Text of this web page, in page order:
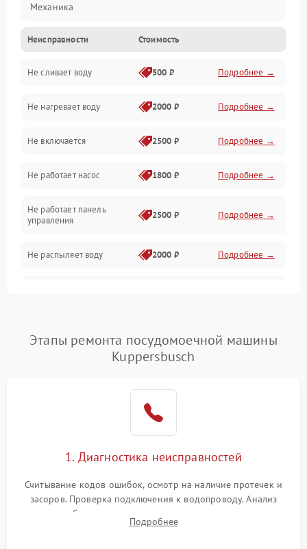
Механика
Управление
Электропитание
Датчики
Нагрев
Вода
Гигиена
Программное обеспечение
Неисправности Стоимость
Не сливает воду 500 ₽ Подробнее →
Не нагревает воду 2000 ₽ Подробнее →
Не включается 2500 ₽ Подробнее →
Не работает насос 1800 ₽ Подробнее →
Не работает панель
управления
2500 ₽ Подробнее →
Не распыляет воду 2000 ₽ Подробнее →
Проблемы с набором
воды
1800 ₽ Подробнее →
1700 ₽
циркуляционным насосом
2100 ₽ Подробнее →
Этапы ремонта посудомоечной машины
Kuppersbusch
1. Диагностика неисправностей
Считывание кодов ошибок, осмотр на наличие протечек и
засоров. Проверка подключения к водопроводу. Анализ
жалоб на отсутствие слива, нагрева, вращения
разбрызгивателей или срабатывание системы защиты
Подробнее